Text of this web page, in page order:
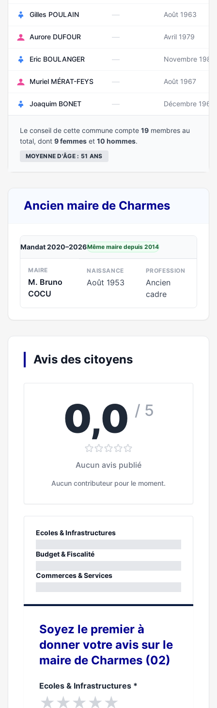
Gilles POULAIN — Août 1963
Aurore DUFOUR — Avril 1979
Eric BOULANGER — Novembre 1989
Muriel MÉRAT-FEYS — Août 1967
Joaquim BONET — Décembre 1960
Le conseil de cette commune compte 19 membres au
total, dont 9 femmes et 10 hommes.
MOYENNE D'ÂGE : 51 ANS
Ancien maire de Charmes
Mandat 2020–2026Même maire depuis 2014
MAIRE
M. Bruno
COCU
NAISSANCE
Août 1953
PROFESSION
Ancien
cadre
Avis des citoyens
0,0 / 5
Aucun avis publié
Aucun contributeur pour le moment.
Ecoles & Infrastructures
0%
Budget & Fiscalité
0%
Commerces & Services
Soyez le premier à
donner votre avis sur le
maire de Charmes (02)
Ecoles & Infrastructures *
★★★★★